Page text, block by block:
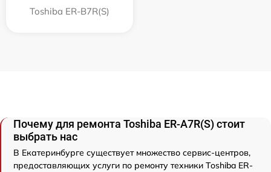
Toshiba ER-B7R(S)
Почему для ремонта Toshiba ER-A7R(S) стоит
выбрать нас
В Екатеринбурге существует множество сервис-центров,
предоставляющих услуги по ремонту техники Toshiba ER-